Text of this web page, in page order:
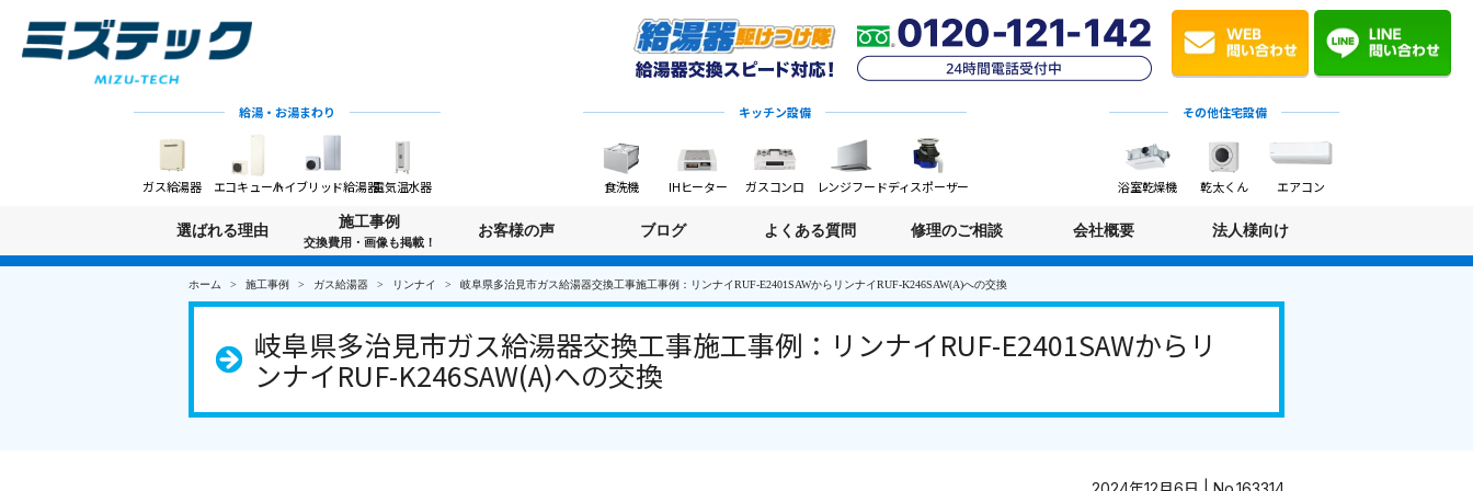
給湯・お湯まわり
ガス給湯器 エコキュートハイブリッド給湯器電気温水器
キッチン設備
食洗機 IHヒーター ガスコンロ レンジフードディスポーザー
その他住宅設備
浴室乾燥機 乾太くん エアコン
選ばれる理由
施工事例
交換費用・画像も掲載！
お客様の声 ブログ よくある質問 修理のご相談 会社概要 法人様向け
ホーム 施工事例 ガス給湯器 リンナイ 岐阜県多治見市ガス給湯器交換工事施工事例：リンナイRUF-E2401SAWからリンナイRUF-K246SAW(A)への交換
岐阜県多治見市ガス給湯器交換工事施工事例：リンナイRUF-E2401SAWからリ
ンナイRUF-K246SAW(A)への交換